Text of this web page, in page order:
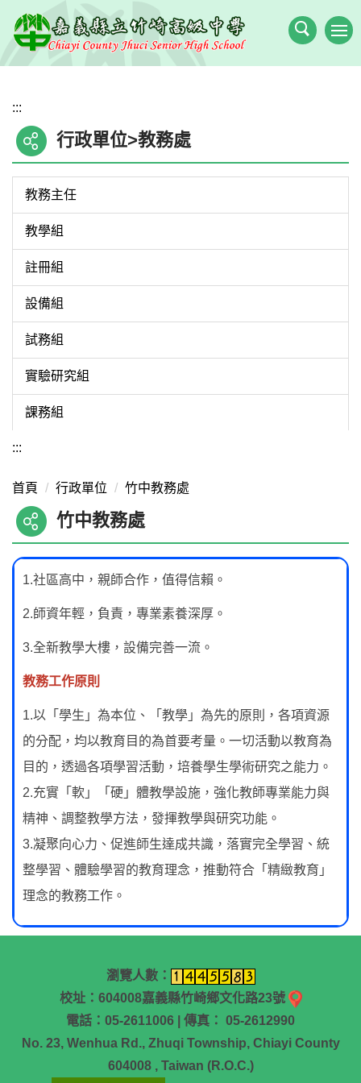
到
主
要
容
區
:::
行政單位>教務處
教務主任
教學組
註冊組
設備組
試務組
實驗研究組
課務組
:::
首頁 行政單位 竹中教務處
竹中教務處
1.社區高中，親師合作，值得信賴。
2.師資年輕，負責，專業素養深厚。
3.全新教學大樓，設備完善一流。
教務工作原則
1.以「學生」為本位、「教學」為先的原則，各項資源
的分配，均以教育目的為首要考量。一切活動以教育為
目的，透過各項學習活動，培養學生學術研究之能力。
2.充實「軟」「硬」體教學設施，強化教師專業能力與
精神、調整教學方法，發揮教學與研究功能。
3.凝聚向心力、促進師生達成共識，落實完全學習、統
整學習、體驗學習的教育理念，推動符合「精緻教育」
理念的教務工作。
瀏覽人數：
校址：604008嘉義縣竹崎鄉文化路23號
電話：05-2611006 | 傳真： 05-2612990
No. 23, Wenhua Rd., Zhuqi Township, Chiayi County
604008 , Taiwan (R.O.C.)